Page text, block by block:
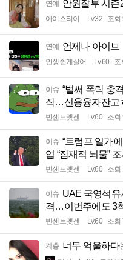
연예 안원잘부 시즌
아이스티이 Lv.32 조회
연예 언제나 아이브
인생쉽게살어 Lv.60 조
이슈 “벌써 폭락 충
작…신용융자잔고
빈센트멧젠 Lv.60 조회
이슈 “트럼프 일가
업 “잠재적 뇌물”
빈센트멧젠 Lv.60 조회
이슈 UAE 국영석유
격…이번주에도 3
빈센트멧젠 Lv.60 조회
계층 너무 억울하다